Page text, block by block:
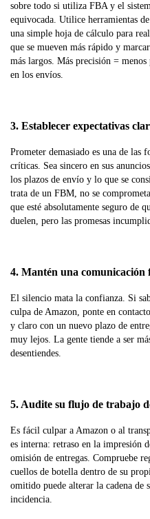
sobre todo si utiliza FBA y el
equivocada. Utilice herramientas
una simple hoja de cálculo para
que se mueven más rápido y
más largos. Más precisión = menos
en los envíos.
3. Establecer expectativas
Prometer demasiado es una de las
críticas. Sea sincero en sus
los plazos de envío y lo que se
trata de un FBM, no se
que esté absolutamente seguro de
duelen, pero las promesas
4. Mantén una comunicación
El silencio mata la confianza. Si
culpa de Amazon, ponte en
y claro con un nuevo plazo de
muy lejos. La gente tiende a ser
desentiendes.
5. Audite su flujo de trabajo
Es fácil culpar a Amazon o al
es interna: retraso en la impresión
omisión de entregas. Compruebe
cuellos de botella dentro de su
omitido puede alterar la cadena de
incidencia.